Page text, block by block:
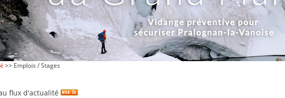
>> Emplois / Stages
flux d'actualité